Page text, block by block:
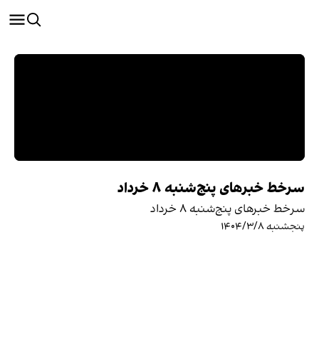
سرخط خبرهای پنج‌شنبه ۸ خرداد
سرخط خبرهای پنج‌شنبه ۸ خرداد
پنجشنبه ۱۴۰۴/۳/۸